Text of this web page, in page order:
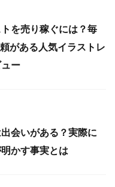
を売り稼ぐには？毎
がある人気イラストレ
ー
会いがある？実際に
かす事実とは